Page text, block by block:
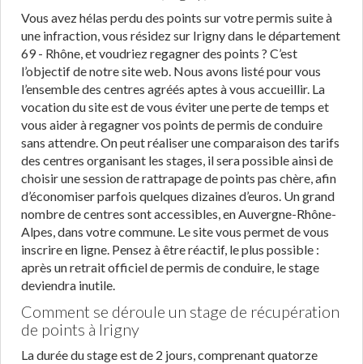
Vous avez hélas perdu des points sur votre permis suite à
une infraction, vous résidez sur Irigny dans le département
69 - Rhône, et voudriez regagner des points ? C’est
l’objectif de notre site web. Nous avons listé pour vous
l’ensemble des centres agréés aptes à vous accueillir. La
vocation du site est de vous éviter une perte de temps et
vous aider à regagner vos points de permis de conduire
sans attendre. On peut réaliser une comparaison des tarifs
des centres organisant les stages, il sera possible ainsi de
choisir une session de rattrapage de points pas chère, afin
d’économiser parfois quelques dizaines d’euros. Un grand
nombre de centres sont accessibles, en Auvergne-Rhône-
Alpes, dans votre commune. Le site vous permet de vous
inscrire en ligne. Pensez à être réactif, le plus possible :
après un retrait officiel de permis de conduire, le stage
deviendra inutile.
Comment se déroule un stage de récupération
de points à Irigny
La durée du stage est de 2 jours, comprenant quatorze